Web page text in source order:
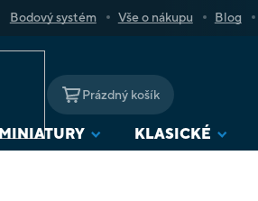
Bodový systém Vše o nákupu Blog
NÁKUPNÍ
KOŠÍK
Prázdný košík
KLASICKÉ